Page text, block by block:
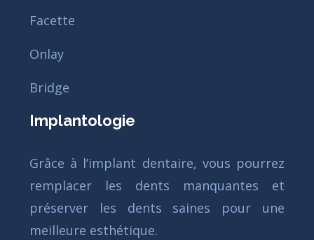
Facette
Onlay
Bridge
Implantologie
Grâce à l’implant dentaire, vous pourrez
remplacer les dents manquantes et
préserver les dents saines pour une
meilleure esthétique.